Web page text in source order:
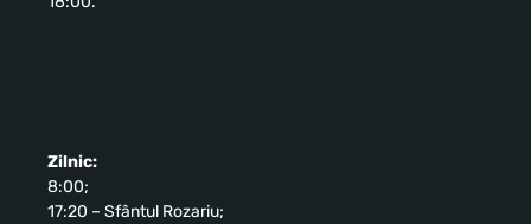
Zilnic:
8:00;
17:20 – Sfântul Rozariu;